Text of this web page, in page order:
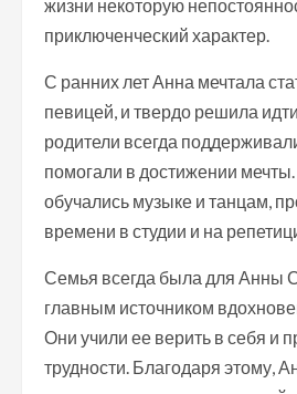
жизни некоторую
приключенческий характер.
С ранних лет Анна мечтала
певицей, и твердо решила
родители всегда
помогали в достижении
обучались музыке и танцам,
времени в студии и на
Семья всегда была для Анны
главным источником
Они учили ее верить в себя и
трудности. Благодаря этому,